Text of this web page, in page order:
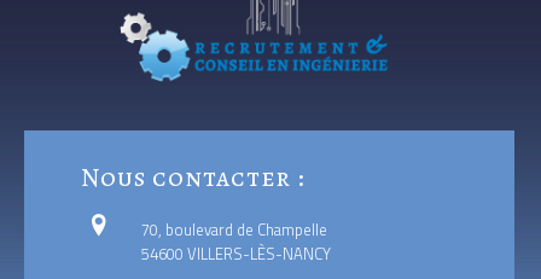
Nous contacter :
70, boulevard de Champelle
54600 VILLERS-LÈS-NANCY